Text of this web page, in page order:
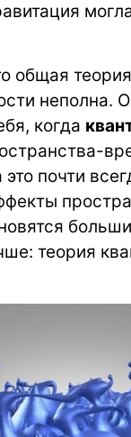
общая теория
неполна.
когда
почти
теория